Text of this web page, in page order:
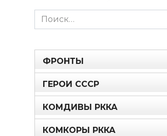
Search
for:
ФРОНТЫ
ГЕРОИ СССР
КОМДИВЫ РККА
КОМКОРЫ РККА